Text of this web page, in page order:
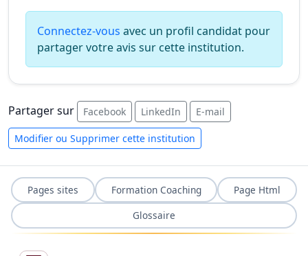
Connectez-vous avec un profil candidat pour
partager votre avis sur cette institution.
Partager sur Facebook LinkedIn E-mail
Modifier ou Supprimer cette institution
Pages sites Formation Coaching
Page Html
Glossaire